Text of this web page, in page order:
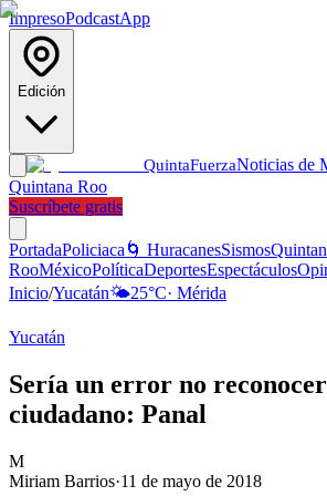
ImpresoPodcastApp
Edición
QuintaFuerzaNoticias de
Quintana Roo
Suscríbete gratis
PortadaPoliciaca 🌀 HuracanesSismos
RooMéxicoPolíticaDeportesEspectáculos
Inicio/Yucatán🌤️25°C· Mérida
Yucatán
Sería un error no
ciudadano: Panal
M
Miriam Barrios·11 de mayo de 2018